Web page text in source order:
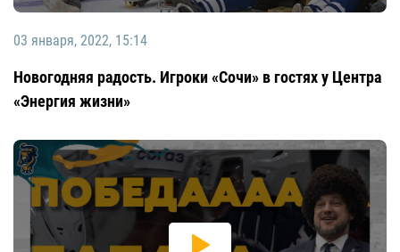
03 января, 2022, 15:14
Новогодняя радость. Игроки «Сочи» в гостях у Центра
«Энергия жизни»